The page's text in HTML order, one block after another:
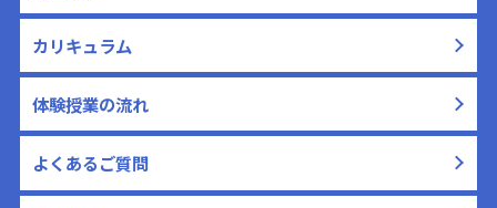
カリキュラム
体験授業の流れ
よくあるご質問